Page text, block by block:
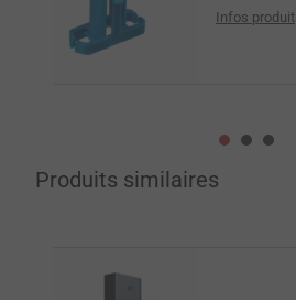
Infos produit
Produits similaires